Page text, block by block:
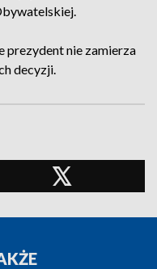
prezydent nie zamierza
decyzji.